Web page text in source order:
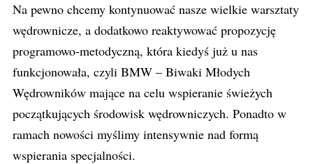
Na pewno chcemy kontynuować nasze wielkie warsztaty
wędrownicze, a dodatkowo reaktywować propozycję
programowo-metodyczną, która kiedyś już u nas
funkcjonowała, czyli BMW – Biwaki Młodych
Wędrowników mające na celu wspieranie świeżych
początkujących środowisk wędrowniczych. Ponadto w
ramach nowości myślimy intensywnie nad formą
wspierania specjalności.